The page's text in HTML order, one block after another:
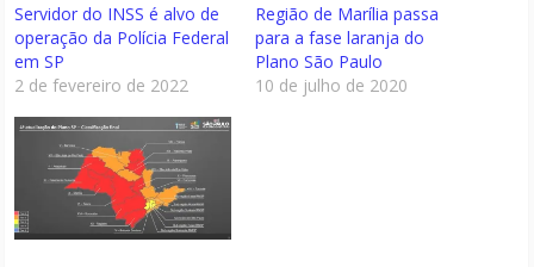
Servidor do INSS é alvo de
operação da Polícia Federal
em SP
2 de fevereiro de 2022
Região de Marília passa
para a fase laranja do
Plano São Paulo
10 de julho de 2020